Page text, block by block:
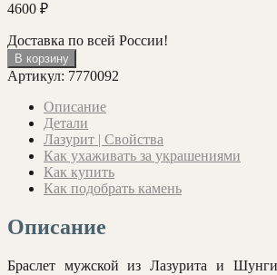
4600 ₽
Доставка по всей России!
Количество
товара
Браслет
мужской
Лазуритом
Шунгитом
В корзину
Артикул: 7770092
Описание
Детали
Лазурит | Свойства
Как ухаживать за украшениями
Как купить
Как подобрать камень
Описание
Браслет мужской из Лазурита и